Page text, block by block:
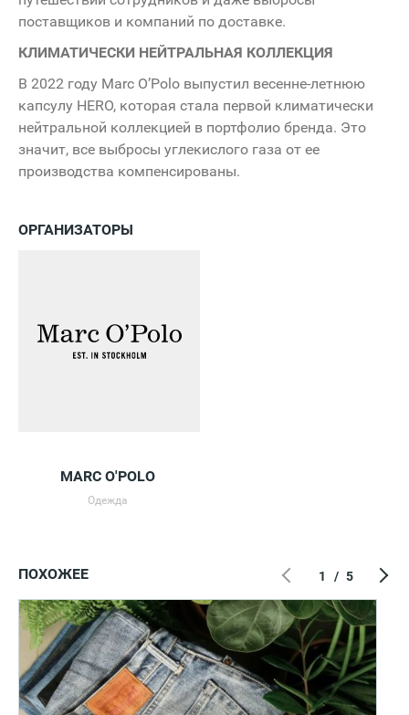
поставщиков и компаний по доставке.
КЛИМАТИЧЕСКИ НЕЙТРАЛЬНАЯ КОЛЛЕКЦИЯ
В 2022 году Marc O’Polo выпустил весенне-летнюю
капсулу HERO, которая стала первой климатически
нейтральной коллекцией в портфолио бренда. Это
значит, все выбросы углекислого газа от ее
производства компенсированы.
ОРГАНИЗАТОРЫ
MARC O'POLO
Одежда
ПОХОЖЕЕ 1 / 5